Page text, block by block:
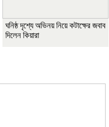
ঘনিষ্ঠ দৃশ্যে অভিনয় নিয়ে কটাক্ষের জবাব
দিলেন কিয়ারা